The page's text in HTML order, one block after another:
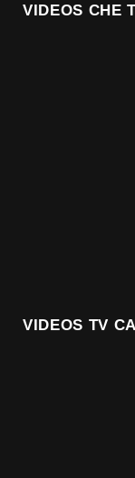
VIDEOS CHE
VIDEOS TV